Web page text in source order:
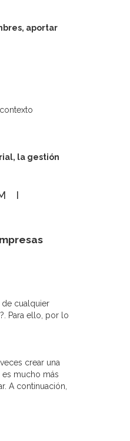
aportar
la gestión
de cualquier
Para ello, por lo
crear una
mucho más
A continuación,